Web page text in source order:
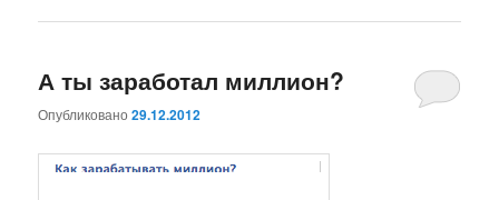
А ты заработал миллион?
Опубликовано29.12.2012